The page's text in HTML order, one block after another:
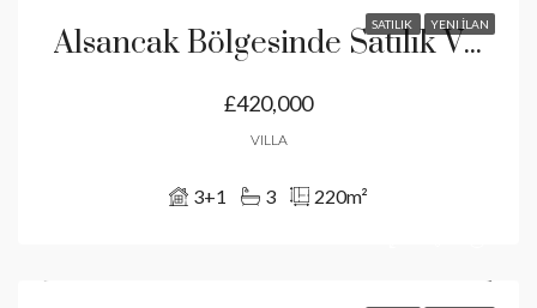
SATILIK YENI İLAN
Alsancak Bölgesinde Satılık Villa.Tüm Vergiler Ödenmiştir
£420,000
VILLA
3+1 3 220m²